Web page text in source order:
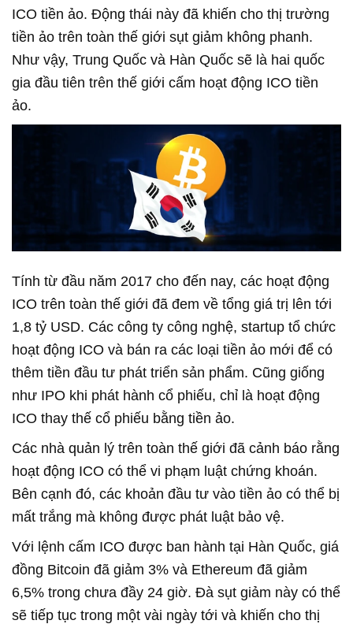
ICO tiền ảo. Động thái này đã khiến cho thị trường
tiền ảo trên toàn thế giới sụt giảm không phanh.
Như vậy, Trung Quốc và Hàn Quốc sẽ là hai quốc
gia đầu tiên trên thế giới cấm hoạt động ICO tiền
ảo.
Tính từ đầu năm 2017 cho đến nay, các hoạt động
ICO trên toàn thế giới đã đem về tổng giá trị lên tới
1,8 tỷ USD. Các công ty công nghệ, startup tổ chức
hoạt động ICO và bán ra các loại tiền ảo mới để có
thêm tiền đầu tư phát triển sản phẩm. Cũng giống
như IPO khi phát hành cổ phiếu, chỉ là hoạt động
ICO thay thế cổ phiếu bằng tiền ảo.
Các nhà quản lý trên toàn thế giới đã cảnh báo rằng
hoạt động ICO có thể vi phạm luật chứng khoán.
Bên cạnh đó, các khoản đầu tư vào tiền ảo có thể bị
mất trắng mà không được phát luật bảo vệ.
Với lệnh cấm ICO được ban hành tại Hàn Quốc, giá
đồng Bitcoin đã giảm 3% và Ethereum đã giảm
6,5% trong chưa đầy 24 giờ. Đà sụt giảm này có thể
sẽ tiếp tục trong một vài ngày tới và khiến cho thị